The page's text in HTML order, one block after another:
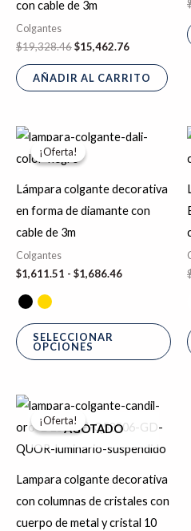
con cable de 3m
Colgantes
$19,328.46$15,462.76
AÑADIR AL CARRITO
¡Oferta!
¡Oferta!
Lámpara colgante decorativa
en forma de diamante con
cable de 3m
Colgantes
$1,611.51 - $1,686.46
Rango
de
$1,611.51
$1,686.46
SELECCIONAR
OPCIONES
¡Oferta!
AGOTADO
¡Oferta!
Lampara colgante decorativa
con columnas de cristales con
cuerpo de metal y cristal 10
precio
original
$36,095.10.
precio
actual
$28,876.08.